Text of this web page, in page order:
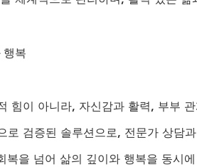
행복
힘이 아니라, 자신감과 활력, 부부
로 검증된 솔루션으로, 전문가 상담
복을 넘어 삶의 깊이와 행복을 동시